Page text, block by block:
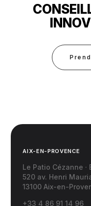
AIX-EN-PROVENCE
Le Patio Cézanne
520 av. Henri
13100 Aix-en-
+33 4 86 91 14 96